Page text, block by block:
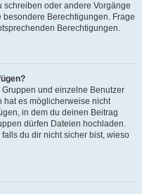
schreiben oder andere Vorgänge
Berechtigungen. Frage
Berechtigungen.
und einzelne Benutzer
hat es möglicherweise nicht
in dem du deinen Beitrag
dürfen Dateien hochladen.
du dir nicht sicher bist, wieso